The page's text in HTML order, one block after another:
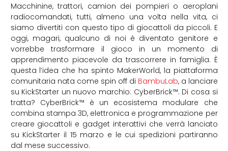
Macchinine, trattori, camion dei pompieri o aeroplani
radiocomandati, tutti, almeno una volta nella vita, ci
siamo divertiti con questo tipo di giocattoli da piccoli. E
oggi, magari, qualcuno di noi è diventato genitore e
vorrebbe trasformare il gioco in un momento di
apprendimento piacevole da trascorrere in famiglia. È
questa l’idea che ha spinto MakerWorld, la piattaforma
comunitaria nata come spin off di BambuLab, a lanciare
su KickStarter un nuovo marchio: CyberBrick™. Di cosa si
tratta? CyberBrick™ è un ecosistema modulare che
combina stampa 3D, elettronica e programmazione per
creare giocattoli e gadget interattivi che verrà lanciato
su KickStarter il 15 marzo e le cui spedizioni partiranno
dal mese successivo.